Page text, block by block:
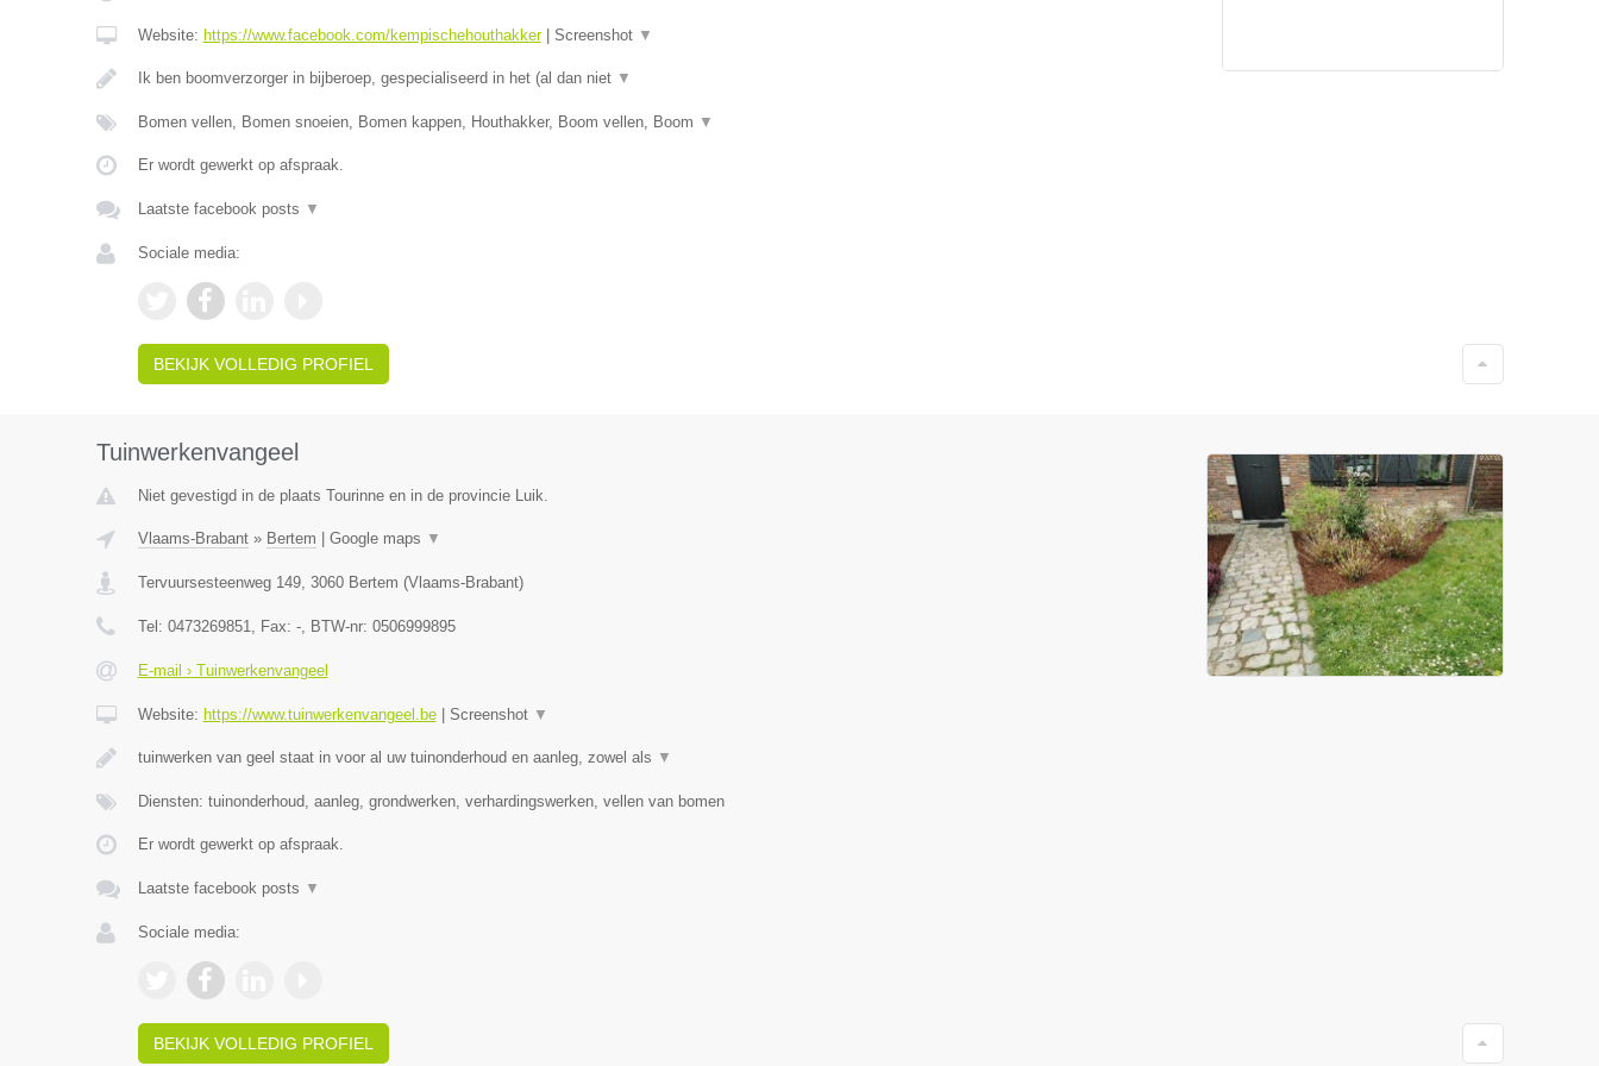
Website: https://www.facebook.com/kempischehouthakker| Screenshot ▼
Ik ben boomverzorger in bijberoep, gespecialiseerd in het (al dan niet ▼
Bomen vellen, Bomen snoeien, Bomen kappen, Houthakker, Boom vellen, Boom ▼
Er wordt gewerkt op afspraak.
Laatste facebook posts ▼
Sociale media:
BEKIJK VOLLEDIG PROFIEL
Tuinwerkenvangeel
Niet gevestigd in de plaats Tourinne en in de provincie Luik.
Vlaams-Brabant» Bertem Google maps ▼
Tervuursesteenweg 149, 3060 Bertem (Vlaams-Brabant)
Tel: 0473269851, Fax: -, BTW-nr: 0506999895
E-mail › Tuinwerkenvangeel
Website: https://www.tuinwerkenvangeel.be| Screenshot ▼
tuinwerken van geel staat in voor al uw tuinonderhoud en aanleg, zowel als ▼
Diensten: tuinonderhoud, aanleg, grondwerken, verhardingswerken, vellen van bomen
Er wordt gewerkt op afspraak.
Laatste facebook posts ▼
Sociale media:
BEKIJK VOLLEDIG PROFIEL